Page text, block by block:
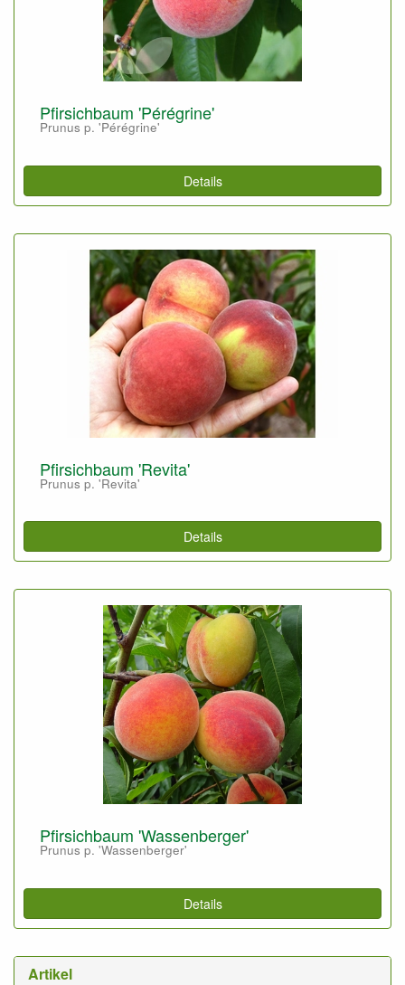
Artikel
Pfirsichbaum 'Pérégrine'
Prunus p. 'Pérégrine'
Details
Pfirsichbaum 'Revita'
Prunus p. 'Revita'
Details
Pfirsichbaum 'Wassenberger'
Prunus p. 'Wassenberger'
Details